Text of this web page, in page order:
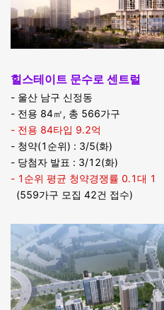
힐스테이트 문수로 센트럴
- 울산 남구 신정동
- 전용 84㎡, 총 566가구
- 전용 84타입 9.2억
- 청약(1순위) : 3/5(화)
- 당첨자 발표 : 3/12(화)
- 1순위 평균 청약경쟁률 0.1대 1
(559가구 모집 42건 접수)